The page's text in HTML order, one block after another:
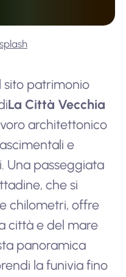
sito patrimonio
La Città Vecchia
architettonico
e
Una passeggiata
che si
chilometri, offre
città e del mare
panoramica
la funivia fino